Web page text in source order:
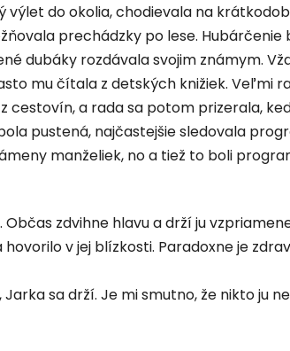
výlet do okolia, chodievala na
prechádzky po lese.
dubáky rozdávala svojim známym.
mu čítala z detských knižiek. Veľmi
cestovín, a rada sa potom prizerala,
pustená, najčastejšie sledovala
manželiek, no a tiež to boli
zdvihne hlavu a drží ju
v jej blízkosti. Paradoxne je
sa drží. Je mi smutno, že nikto ju